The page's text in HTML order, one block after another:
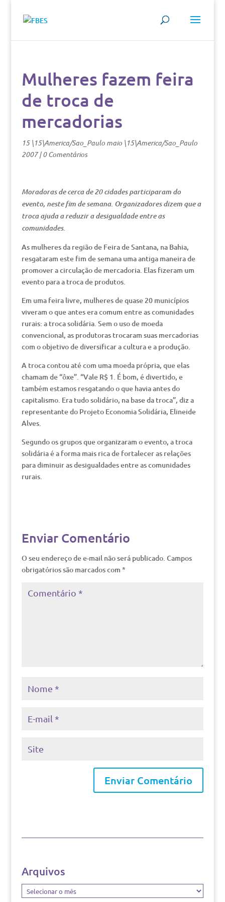
Mulheres fazem feira
de troca de
mercadorias
15 \15\America/Sao_Paulo maio \15\America/Sao_Paulo
2007|0 Comentários
Moradoras de cerca de 20 cidades participaram do
evento, neste fim de semana. Organizadores dizem que a
troca ajuda a reduzir a desigualdade entre as
comunidades.
As mulheres da região de Feira de Santana, na Bahia,
resgataram este fim de semana uma antiga maneira de
promover a circulação de mercadoria. Elas fizeram um
evento para a troca de produtos.
Em uma feira livre, mulheres de quase 20 municípios
viveram o que antes era comum entre as comunidades
rurais: a troca solidária. Sem o uso de moeda
convencional, as produtoras trocaram suas mercadorias
com o objetivo de diversificar a cultura e a produção.
A troca contou até com uma moeda própria, que elas
chamam de “ôxe”. “Vale R$ 1. É bom, é divertido, e
também estamos resgatando o que havia antes do
capitalismo. Era tudo solidário, na base da troca”, diz a
representante do Projeto Economia Solidária, Elineide
Alves.
Segundo os grupos que organizaram o evento, a troca
solidária é a forma mais rica de fortalecer as relações
para diminuir as desigualdades entre as comunidades
rurais.
Enviar Comentário
O seu endereço de e-mail não será publicado. Campos
obrigatórios são marcados com *
Arquivos
Arquivos